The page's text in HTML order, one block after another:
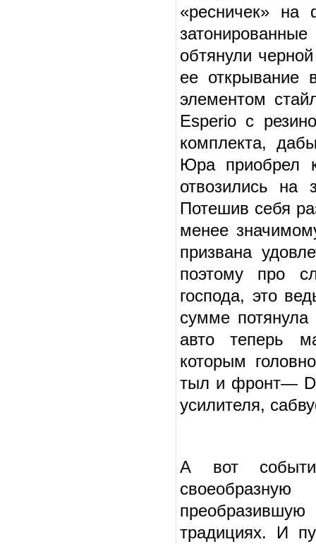
«ресничек» на
обтянули
ее открывание
элементом
Esperio с
комплекта,
Юра приобрел
отвозились на
Потешив себя
менее
призвана
поэтому про
господа, это
сумме
авто теперь
которым
тыл и фронт—
усилителя,
А вот
традициях. И